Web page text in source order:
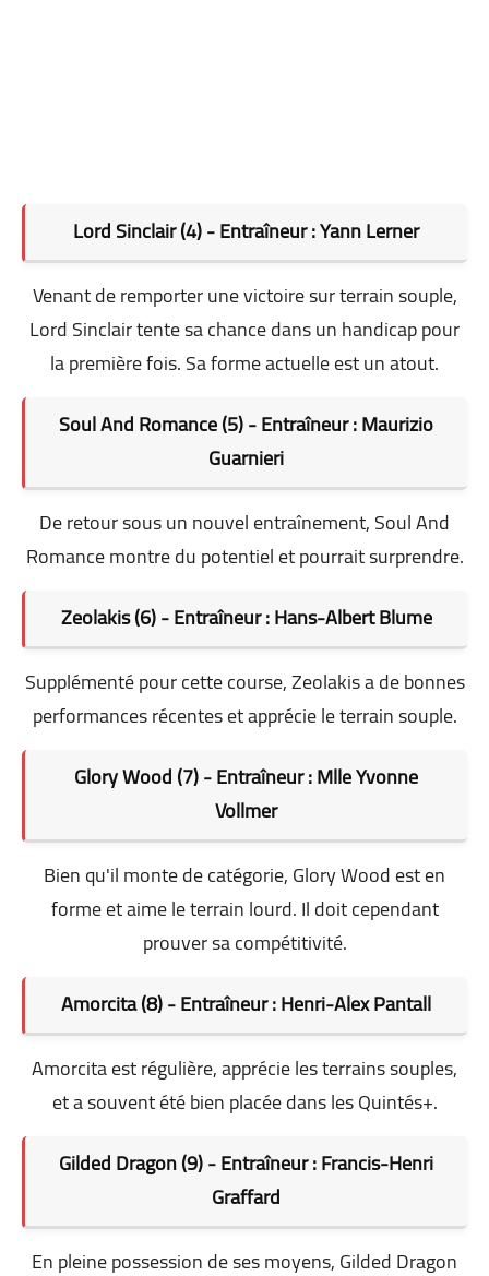
Lord Sinclair (4) - Entraîneur : Yann Lerner
Venant de remporter une victoire sur terrain souple,
Lord Sinclair tente sa chance dans un handicap pour
la première fois. Sa forme actuelle est un atout.
Soul And Romance (5) - Entraîneur : Maurizio
Guarnieri
De retour sous un nouvel entraînement, Soul And
Romance montre du potentiel et pourrait surprendre.
Zeolakis (6) - Entraîneur : Hans-Albert Blume
Supplémenté pour cette course, Zeolakis a de bonnes
performances récentes et apprécie le terrain souple.
Glory Wood (7) - Entraîneur : Mlle Yvonne
Vollmer
Bien qu'il monte de catégorie, Glory Wood est en
forme et aime le terrain lourd. Il doit cependant
prouver sa compétitivité.
Amorcita (8) - Entraîneur : Henri-Alex Pantall
Amorcita est régulière, apprécie les terrains souples,
et a souvent été bien placée dans les Quintés+.
Gilded Dragon (9) - Entraîneur : Francis-Henri
Graffard
En pleine possession de ses moyens, Gilded Dragon